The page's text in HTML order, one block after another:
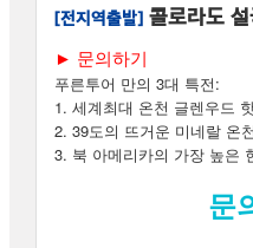
[전지역출발] 콜로라도
► 문의하기
푸른투어 만의 3대 특전:
1. 세계최대 온천 글렌우드
2. 39도의 뜨거운 미네랄 온
3. 북 아메리카의 가장 높은
문